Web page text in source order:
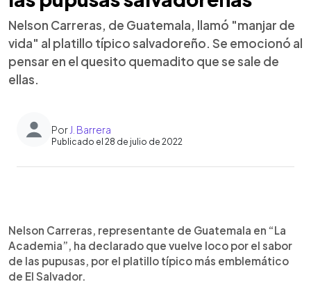
Nelson Carreras, de Guatemala, llamó "manjar de
vida" al platillo típico salvadoreño. Se emocionó al
pensar en el quesito quemadito que se sale de
ellas.
Por J. Barrera
Publicado el 28 de julio de 2022
► Escuchar artículo
Nelson Carreras, representante de Guatemala en “La
Academia”, ha declarado que vuelve loco por el sabor
de las pupusas, por el platillo típico más emblemático
de El Salvador.